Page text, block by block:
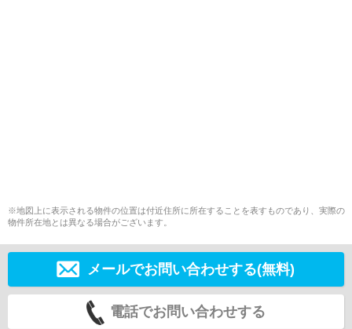
※地図上に表示される物件の位置は付近住所に所在することを表すものであり、実際の
物件所在地とは異なる場合がございます。
メールでお問い合わせする(無料)
電話でお問い合わせする